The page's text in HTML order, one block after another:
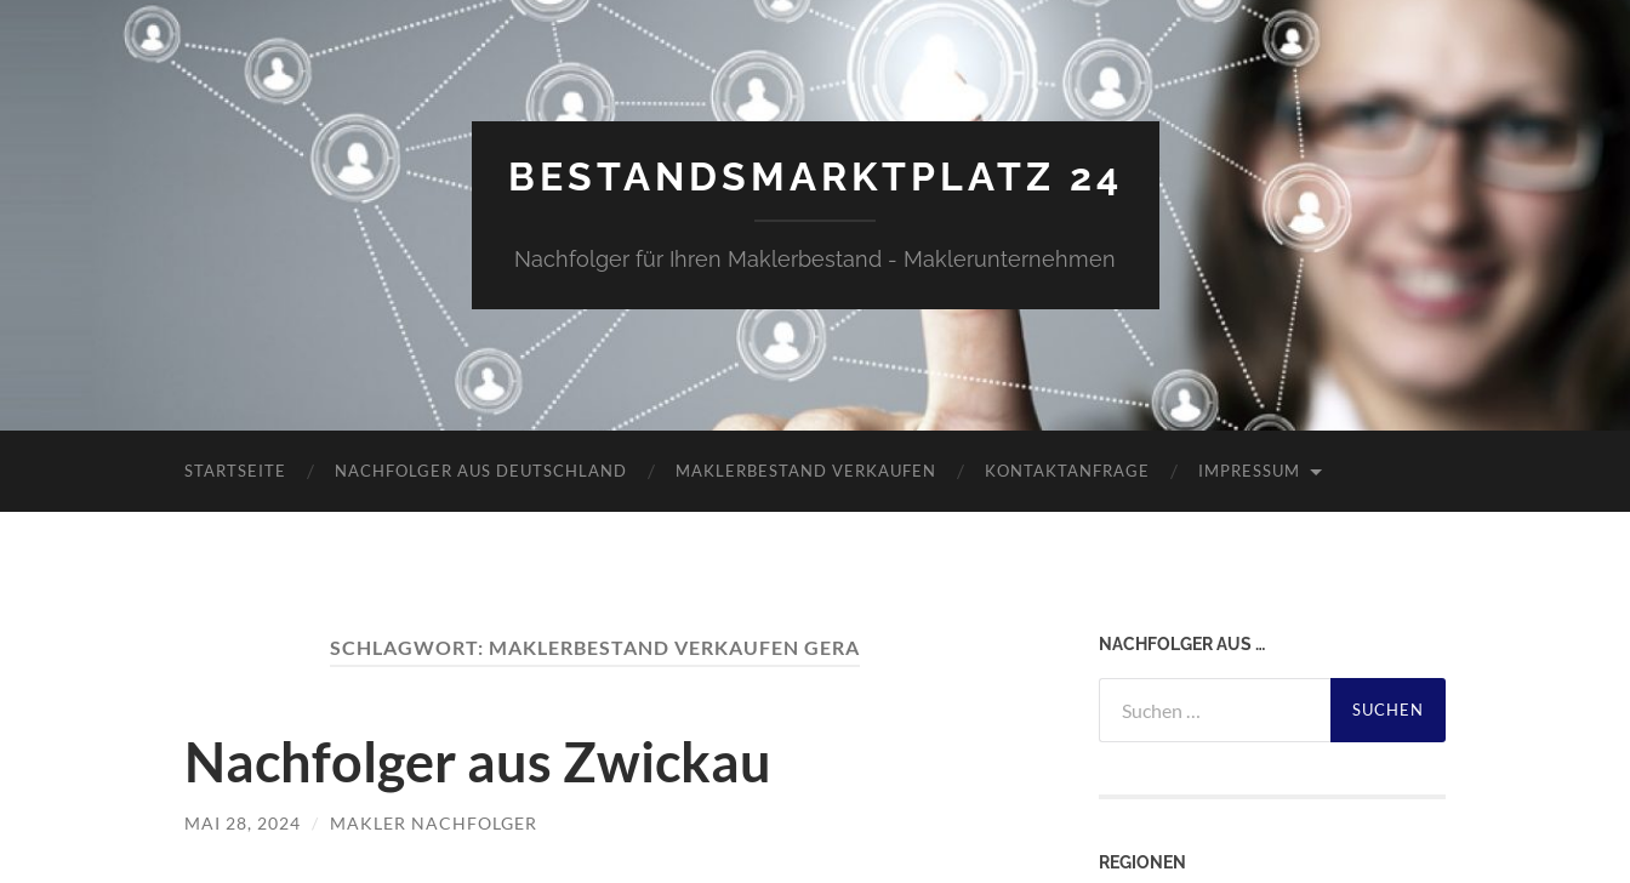
BESTANDSMARKTPLATZ 24
Nachfolger für Ihren Maklerbestand - Maklerunternehmen
STARTSEITE NACHFOLGER AUS DEUTSCHLAND MAKLERBESTAND VERKAUFEN KONTAKTANFRAGE IMPRESSUM
SCHLAGWORT: MAKLERBESTAND VERKAUFEN GERA
Nachfolger aus Zwickau
MAI 28, 2024 / MAKLER NACHFOLGER
NACHFOLGER AUS …
nach:
REGIONEN